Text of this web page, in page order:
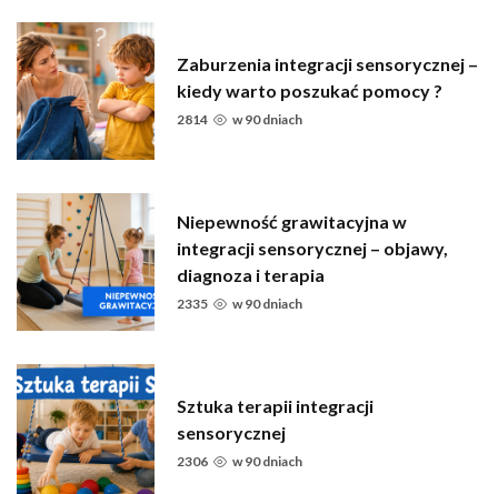
Zaburzenia integracji sensorycznej –
kiedy warto poszukać pomocy ?
2814 w90 dniach
Niepewność grawitacyjna w
integracji sensorycznej – objawy,
diagnoza i terapia
2335 w90 dniach
Sztuka terapii integracji
sensorycznej
2306 w90 dniach